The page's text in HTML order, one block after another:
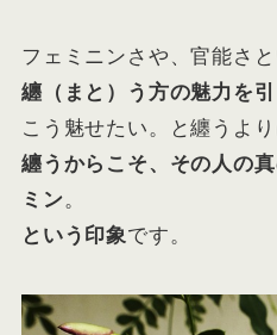
フェミニンさや、官能さ
纏（まと）う方の魅力を
こう魅せたい。と纏うよ
纏うからこそ、その人の
ミン。
という印象です。